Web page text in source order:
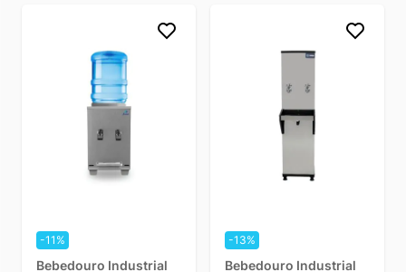
prática. Ele é conectado diretamente à rede de água e usa
um sistema de refrigeração para manter a água sempre
gelada. Dependendo do modelo, a refrigeração pode ser
feita por compressor (mais potente e indicado para alta
demanda) ou por placa eletrônica (mais compacto e
Tipos de Bebedouro Industrial
-11%
Bebedouro Industrial
-13%
Bebedouro Industrial